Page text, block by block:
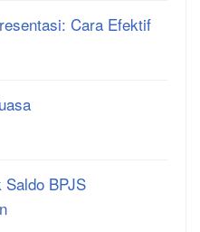
Cara Efektif
BPJS